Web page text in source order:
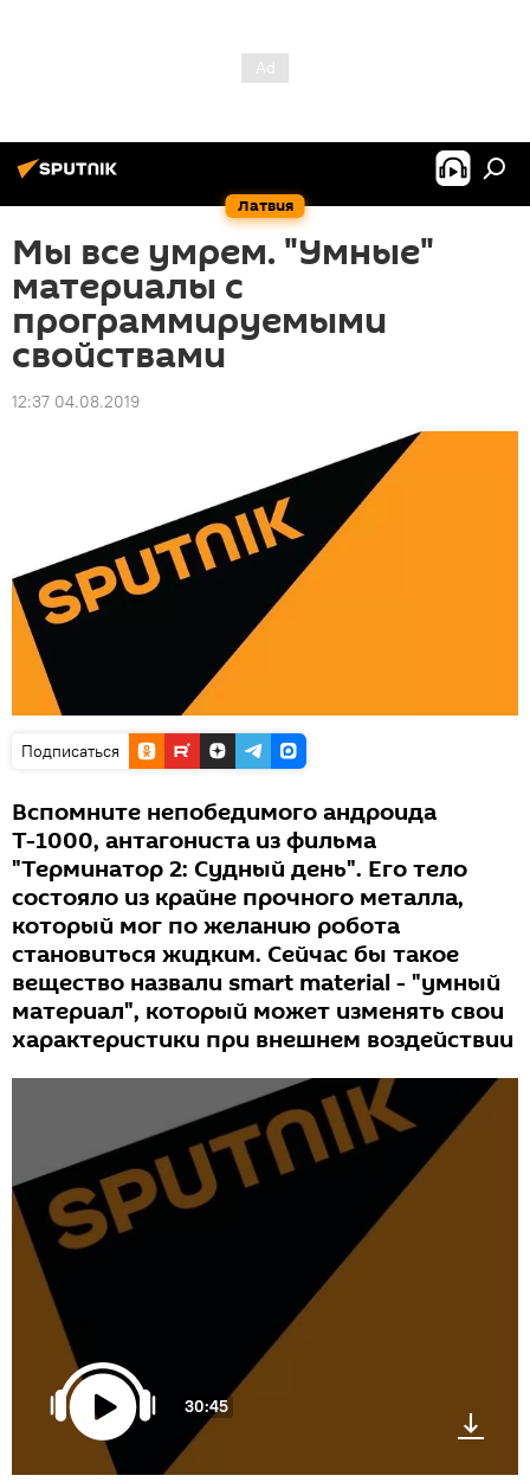
Латвия
Мы все умрем. "Умные"
материалы с
программируемыми
свойствами
12:37 04.08.2019
Подписаться
Вспомните непобедимого андроида
Т-1000, антагониста из фильма
"Терминатор 2: Судный день". Его тело
состояло из крайне прочного металла,
который мог по желанию робота
становиться жидким. Сейчас бы такое
вещество назвали smart material - "умный
материал", который может изменять свои
характеристики при внешнем воздействии
30:45